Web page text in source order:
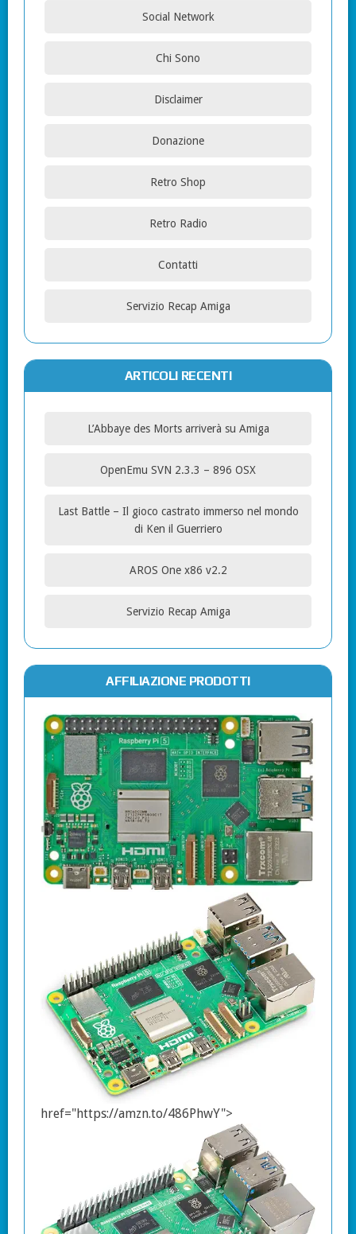
Social Network
Chi Sono
Disclaimer
Donazione
Retro Shop
Retro Radio
Contatti
Servizio Recap Amiga
ARTICOLI RECENTI
L’Abbaye des Morts arriverà su Amiga
OpenEmu SVN 2.3.3 – 896 OSX
Last Battle – Il gioco castrato immerso nel mondo
di Ken il Guerriero
AROS One x86 v2.2
Servizio Recap Amiga
AFFILIAZIONE PRODOTTI
href="https://amzn.to/486PhwY">